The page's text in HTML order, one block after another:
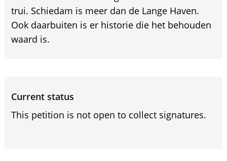
trui. Schiedam is meer dan de Lange Haven.
Ook daarbuiten is er historie die het behouden
waard is.
Current status
This petition is not open to collect signatures.